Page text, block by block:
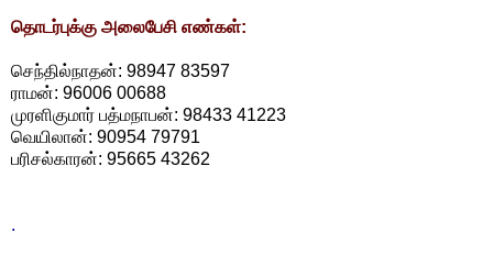
தொடர்புக்கு அலைபேசி எண்கள்:
செந்தில்நாதன்: 98947 83597
ராமன்: 96006 00688
முரளிகுமார் பத்மநாபன்: 98433 41223
வெயிலான்: 90954 79791
பரிசல்காரன்: 95665 43262
.